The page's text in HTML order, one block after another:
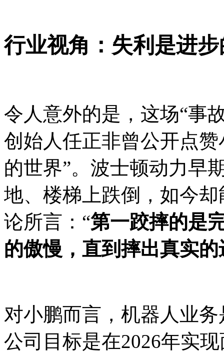
行业视角：失利是进
令人意外的是，这场“事
创始人任正非曾公开点
的世界”。波士顿动力早
地、楼梯上跌倒，如今
论所言：“第一跤摔的是
的傲慢，直到摔出真实的
对小鹏而言，机器人业
公司目标是在2026年实